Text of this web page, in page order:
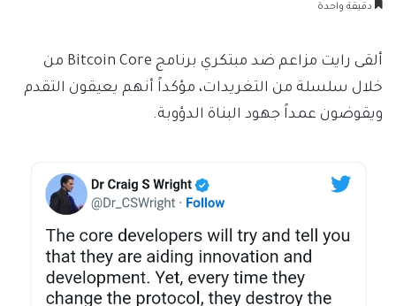
دقيقة واحدة
ألقى رايت مزاعم ضد مبتكري برنامج Bitcoin Core من
خلال سلسلة من التغريدات، مؤكداً أنهم يعيقون التقدم
ويقوضون عمداً جهود البناة الدؤوبة.